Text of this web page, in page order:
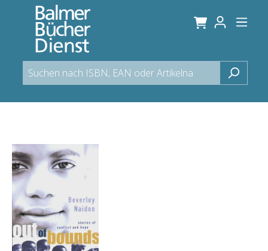
springen
Bildergalerie überspringen